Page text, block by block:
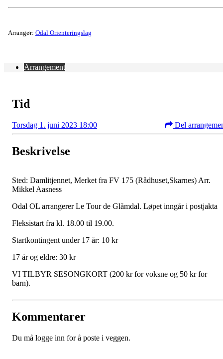
Arrangør: Odal Orienteringslag
Arrangement
Tid
Torsdag 1. juni 2023 18:00 Del
Beskrivelse
Sted: Damlitjennet, Merket fra FV 175 (Rådhuset,Skarnes) Arr.
Mikkel Aasness
Odal OL arrangerer Le Tour de Glåmdal. Løpet inngår i postjakta
Fleksistart fra kl. 18.00 til 19.00.
Startkontingent under 17 år: 10 kr
17 år og eldre: 30 kr
VI TILBYR SESONGKORT (200 kr for voksne og 50 kr for
barn).
Kommentarer
Du må logge inn for å poste i veggen.